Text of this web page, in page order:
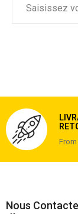
From
Nous